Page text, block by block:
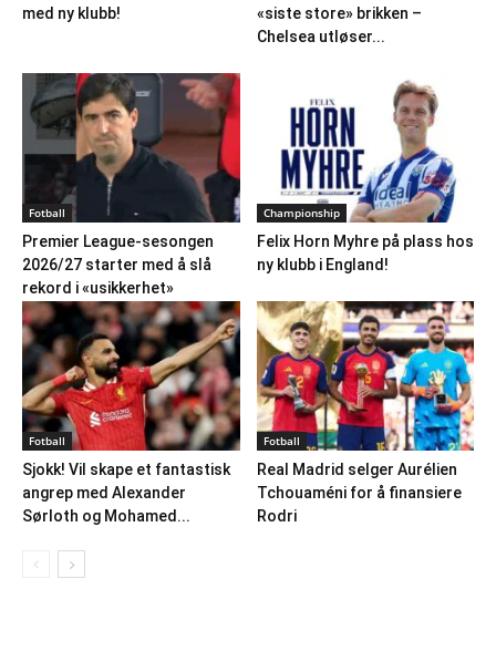
med ny klubb!
«siste store» brikken –
Chelsea utløser...
Fotball
Premier League-sesongen
2026/27 starter med å slå
rekord i «usikkerhet»
Championship
Felix Horn Myhre på plass hos
ny klubb i England!
Fotball
Sjokk! Vil skape et fantastisk
angrep med Alexander
Sørloth og Mohamed...
Fotball
Real Madrid selger Aurélien
Tchouaméni for å finansiere
Rodri